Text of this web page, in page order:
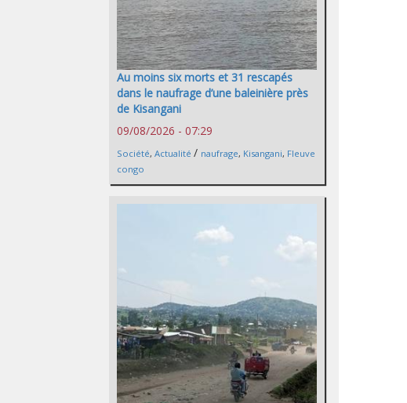
Au moins six morts et 31 rescapés
dans le naufrage d’une baleinière près
de Kisangani
09/08/2026 - 07:29
Société, Actualité / naufrage, Kisangani, Fleuve
congo